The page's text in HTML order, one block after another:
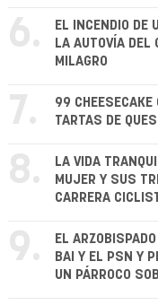
6.
EL INCENDIO DE
LA AUTOVÍA DEL
MILAGRO
7.
99 CHEESECAKE
TARTAS DE
8.
LA VIDA
MUJER Y SUS
CARRERA
9.
EL
BAI Y EL PSN Y
UN PÁRROCO